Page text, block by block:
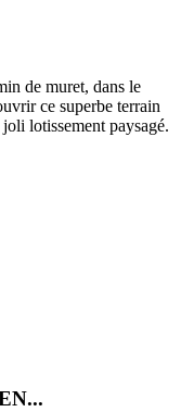
de muret, dans le
ce superbe terrain
lotissement paysagé.